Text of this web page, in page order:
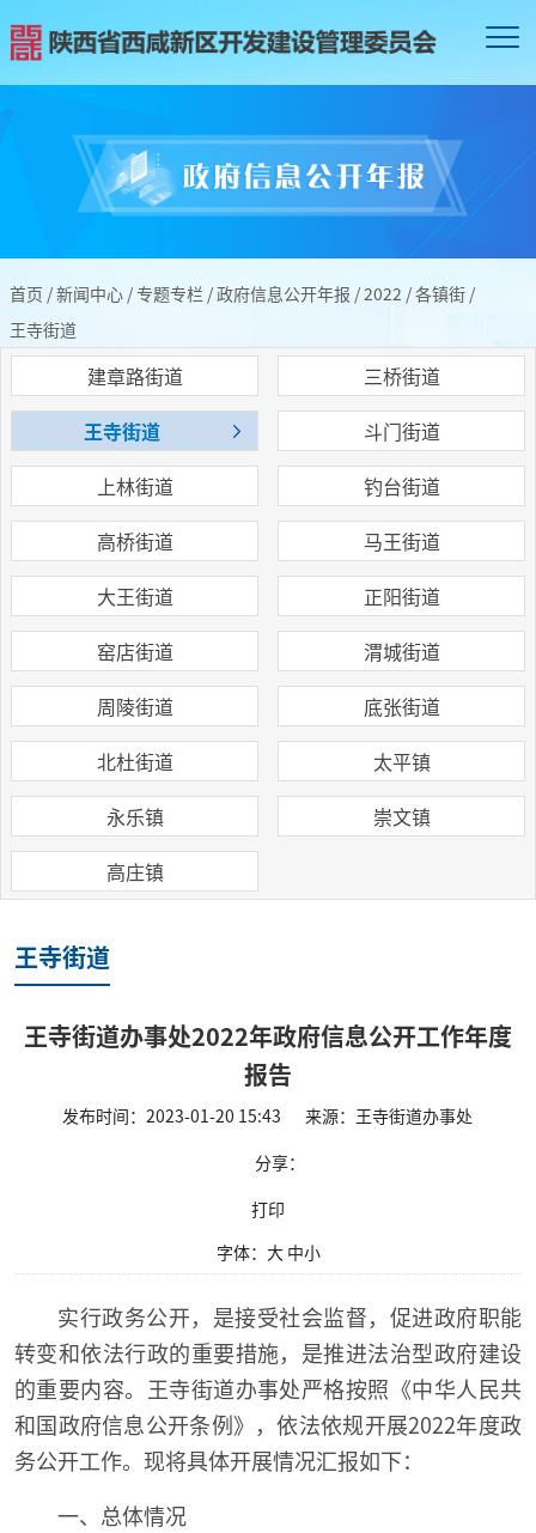
首页 /新闻中心 /专题专栏 /政府信息公开年报 /2022 /各镇街 /
王寺街道
建章路街道
三桥街道
王寺街道
斗门街道
上林街道
钓台街道
高桥街道
马王街道
大王街道
正阳街道
窑店街道
渭城街道
周陵街道
底张街道
北杜街道
太平镇
永乐镇
崇文镇
高庄镇
王寺街道
王寺街道办事处2022年政府信息公开工作年度
报告
发布时间：2023-01-20 15:43
来源：王寺街道办事处
分享：
打印
字体： 大 中小
实行政务公开，是接受社会监督，促进政府职能
转变和依法行政的重要措施，是推进法治型政府建设
的重要内容。王寺街道办事处严格按照《中华人民共
和国政府信息公开条例》，依法依规开展2022年度政
务公开工作。现将具体开展情况汇报如下：
一、总体情况